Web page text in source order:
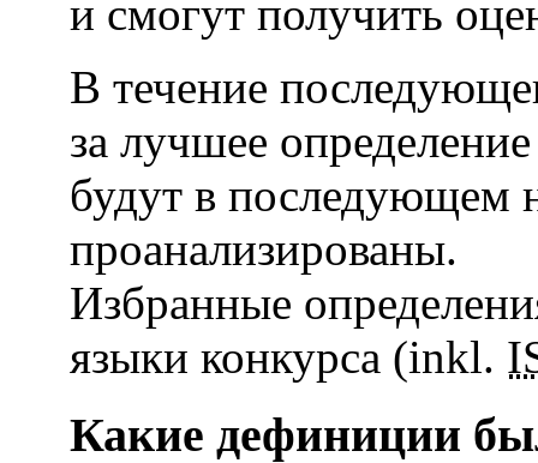
и смогут получить
В течение
за лучшее
будут в последующем
проанализированы.
Избранные
языки конкурса (inkl.
Какие дефиниции